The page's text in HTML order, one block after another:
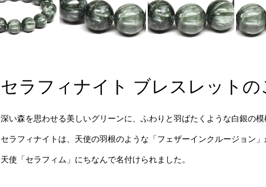
セラフィナイト ブレスレットの
深い森を思わせる美しいグリーンに、ふわりと羽ばたくような白銀の
セラフィナイトは、天使の羽根のような「フェザーインクルージョン
天使「セラフィム」にちなんで名付けられました。